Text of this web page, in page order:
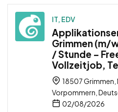
IT, EDV
Grimmen (m/
/ Stunde –
Vollzeitjob,
18507
Vorpommern,
02/08/2026